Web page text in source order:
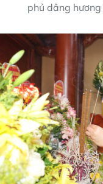
phủ dâng